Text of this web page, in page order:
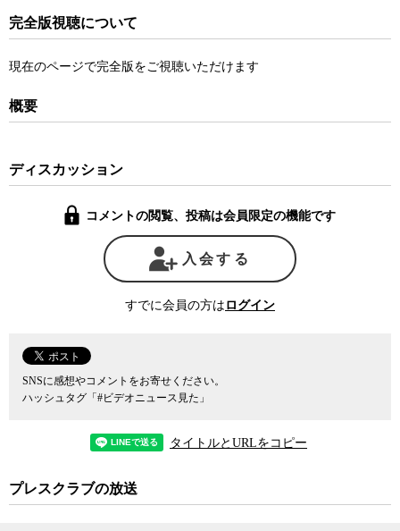
完全版視聴について
現在のページで完全版をご視聴いただけます
概要
ディスカッション
コメントの閲覧、投稿は会員限定の機能です
入会する
すでに会員の方は ログイン
SNSに感想やコメントをお寄せください。
ハッシュタグ「#ビデオニュース見た」
タイトルとURLをコピー
プレスクラブの放送